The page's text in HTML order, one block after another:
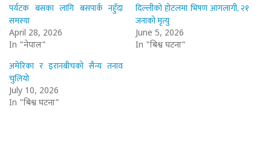
पर्यटक बसका लागि बसपार्क नहुँदा
समस्या
April 28, 2026
In "नेपाल"
दिल्लीको होटलमा भिषण आगलागी, २१
जनाको मृत्यु
June 5, 2026
In "बिश्व घटना"
अमेरिका र इरानबीचको सैन्य तनाव
चुलियो
July 10, 2026
In "बिश्व घटना"